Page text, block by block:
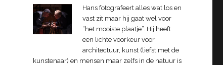
Hans fotografeert alles wat los en
vast zit maar hij gaat wel voor
“het mooiste plaatje”. Hij heeft
een lichte voorkeur voor
architectuur, kunst (liefst met de
kunstenaar) en mensen maar zelfs in de natuur is